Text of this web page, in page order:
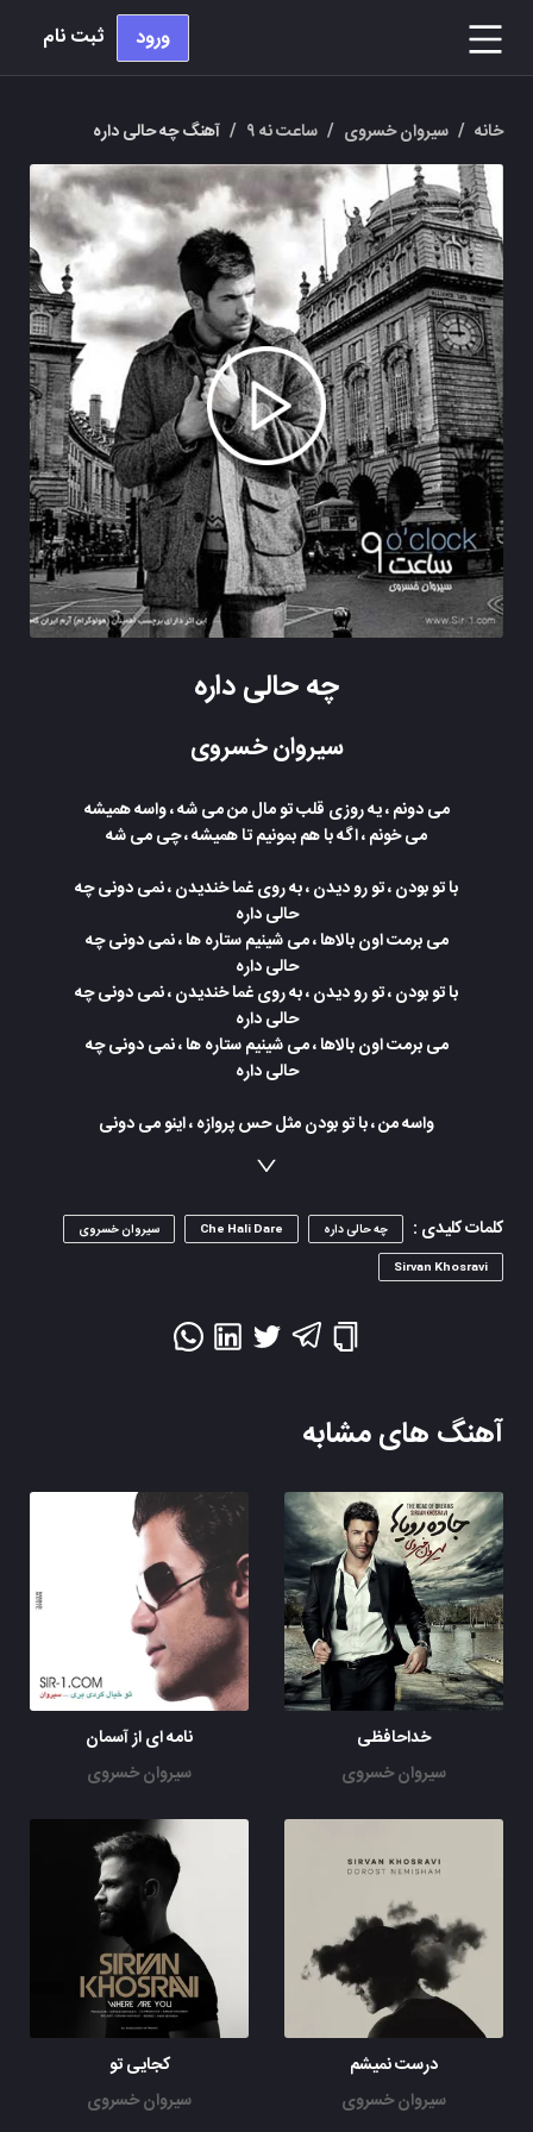
ورود ثبت نام
خانه / سیروان خسروی / ساعت نه ۹ / آهنگ چه حالی داره
چه حالی داره
سیروان خسروی
می دونم ، یه روزی قلب تو مال من می شه ، واسه همیشه
می خونم ، اگه با هم بمونیم تا همیشه ، چی می شه
با تو بودن ، تو رو دیدن ، به روی غما خندیدن ، نمی دونی چه
حالی داره
می برمت اون بالاها ، می شینیم ستاره ها ، نمی دونی چه
حالی داره
با تو بودن ، تو رو دیدن ، به روی غما خندیدن ، نمی دونی چه
حالی داره
می برمت اون بالاها ، می شینیم ستاره ها ، نمی دونی چه
حالی داره
واسه من ، با تو بودن مثل حس پروازه ، اینو می دونی
حالی داره
می برمت اون بالاها ، می شینیم ستاره ها ، نمی دونی چه
حالی داره
می برمت اون بالاها ، می شینیم ستاره ها ، نمی دونی چه
با کارهات می گی منو نمی خوای اما می دونی من کوتاه نمیام
نمی خوام ، نمی خوام ، نمی خوام ، نمی خوام
با تو بودن ، تو رو دیدن ، به روی غما خندیدن ، نمی دونی چه
حالی داره
می برمت اون بالاها ، می شینیم ستاره ها ، نمی دونی چه
حالی داره
با تو بودن ، تو رو دیدن ، به روی غما خندیدن ، نمی دونی چه
حالی داره
می برمت اون بالاها ، می شینیم ستاره ها ، نمی دونی (نمی
با تو بودن ، تو رو دیدن
کلمات کلیدی : چه حالی داره Che Hali Dare
سیروان خسروی
Sirvan Khosravi
آهنگ های مشابه
خداحافظی
سیروان خسروی
نامه ای از آسمان
سیروان خسروی
درست نمیشم
سیروان خسروی
کجایی تو
سیروان خسروی